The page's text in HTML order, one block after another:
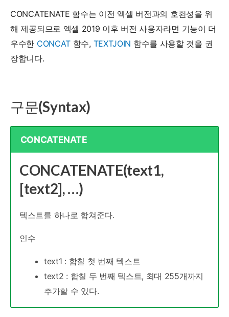
CONCATENATE 함수는 이전 엑셀 버전과의 호환성을 위
해 제공되므로 엑셀 2019 이후 버전 사용자라면 기능이 더
우수한 CONCAT 함수, TEXTJOIN 함수를 사용할 것을 권
장합니다.
구문(Syntax)
CONCATENATE
CONCATENATE(text1,
[text2], …)
텍스트를 하나로 합쳐준다.
인수
text1 : 합칠 첫 번째 텍스트
text2 : 합칠 두 번째 텍스트, 최대 255개까지
추가할 수 있다.